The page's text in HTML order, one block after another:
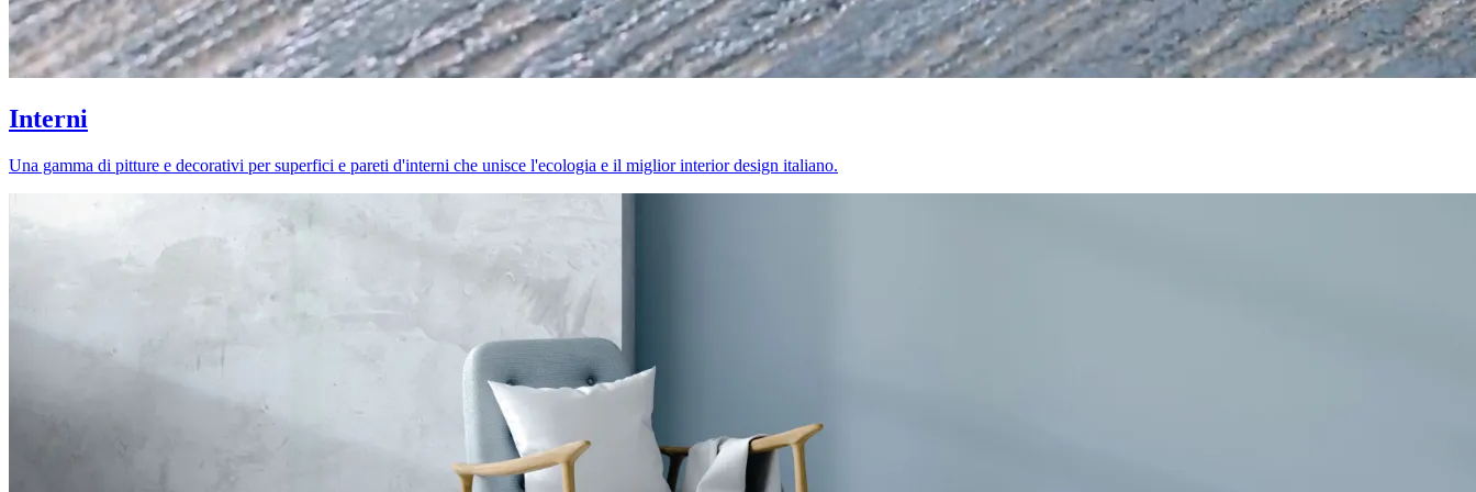
Interni
Una gamma di pitture e decorativi per superfici e pareti d'interni che unisce l'ecologia e il miglior interior design italiano.